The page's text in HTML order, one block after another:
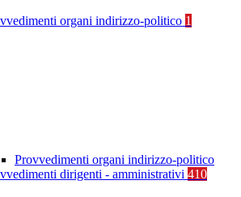
organi indirizzo-politico 1
Provvedimenti organi indirizzo-politico
dirigenti - amministrativi 410